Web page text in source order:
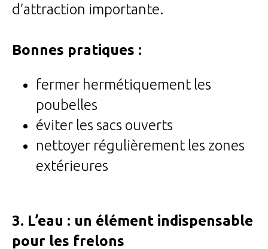
d’attraction importante.
Bonnes pratiques :
fermer hermétiquement les
poubelles
éviter les sacs ouverts
nettoyer régulièrement les zones
extérieures
3. L’eau : un élément indispensable
pour les frelons